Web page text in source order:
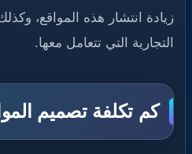
زيادة انتشار هذه المواقع،
التجارية التي تتعامل معها.
كم تكلفة تصميم